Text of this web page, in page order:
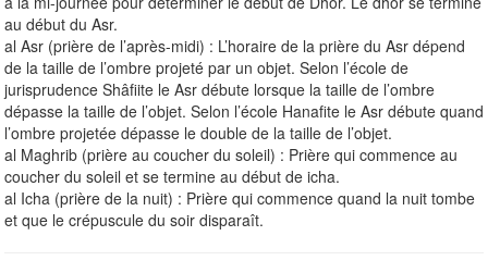
au début du Asr.
al Asr (prière de l’après-midi) : L’horaire de la prière du Asr dépend
de la taille de l’ombre projeté par un objet. Selon l’école de
jurisprudence Shâfiite le Asr débute lorsque la taille de l’ombre
dépasse la taille de l’objet. Selon l’école Hanafite le Asr débute quand
l’ombre projetée dépasse le double de la taille de l’objet.
al Maghrib (prière au coucher du soleil) : Prière qui commence au
coucher du soleil et se termine au début de icha.
al Icha (prière de la nuit) : Prière qui commence quand la nuit tombe
et que le crépuscule du soir disparaît.